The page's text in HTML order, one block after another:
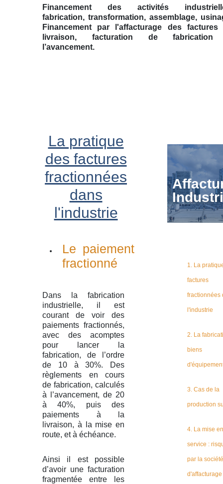
Financement des activités
fabrication, transformation, assemblage,
Financement par l'affacturage des factures
livraison, facturation de
l’avancement.
La pratique
des factures
fractionnées
dans
l'industrie
Le paiement
fractionné
Dans la fabrication
industrielle, il est
courant de voir des
paiements fractionnés,
avec des acomptes
pour lancer la
fabrication, de l’ordre
de 10 à 30%. Des
règlements en cours
de fabrication, calculés
à l’avancement, de 20
à 40%, puis des
paiements à la
livraison, à la mise en
route, et à échéance.
Ainsi il est possible
d’avoir une facturation
fragmentée entre les
1. La
factures
fractionnées
l'industrie
2. La
biens
3. Cas de la
production
4. La mise en
service :
par la société
d'affacturage